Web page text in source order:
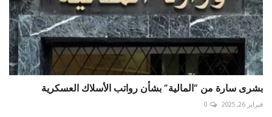
بشرى سارة من “المالية” بشأن رواتب الأسلاك العسكرية
فبراير 26, 2025 0